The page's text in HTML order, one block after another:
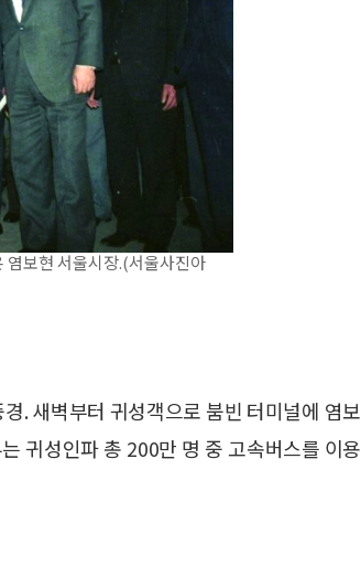
보현 서울시장.(서울사진아
. 새벽부터 귀성객으로 붐빈 터미널에 염보
귀성인파 총 200만 명 중 고속버스를 이용